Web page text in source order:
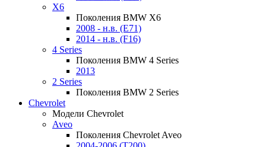
X6
Поколения BMW X6
2008 - н.в. (E71)
2014 - н.в. (F16)
4 Series
Поколения BMW 4 Series
2013
2 Series
Поколения BMW 2 Series
Chevrolet
Модели Chevrolet
Aveo
Поколения Chevrolet Aveo